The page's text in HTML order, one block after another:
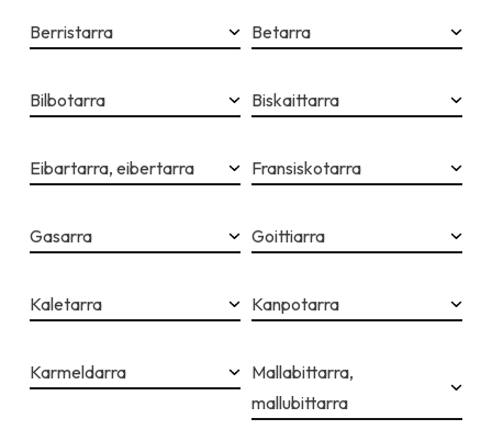
Berristarra Betarra
Bilbotarra Biskaittarra
Eibartarra, eibertarra Fransiskotarra
Gasarra Goittiarra
Kaletarra Kanpotarra
Karmeldarra
Mallabittarra,
mallubittarra